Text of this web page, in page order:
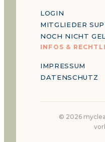
LOGIN
MITGLIEDER
NOCH NICHT
INFOS &
IMPRESSUM
DATENSCHUTZ
© 2026